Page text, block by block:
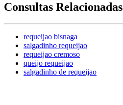
Consultas Relacionadas
requeijao bisnaga
salgadinho requeijao
requeijao cremoso
queijo requeijao
salgadinho de requeijao